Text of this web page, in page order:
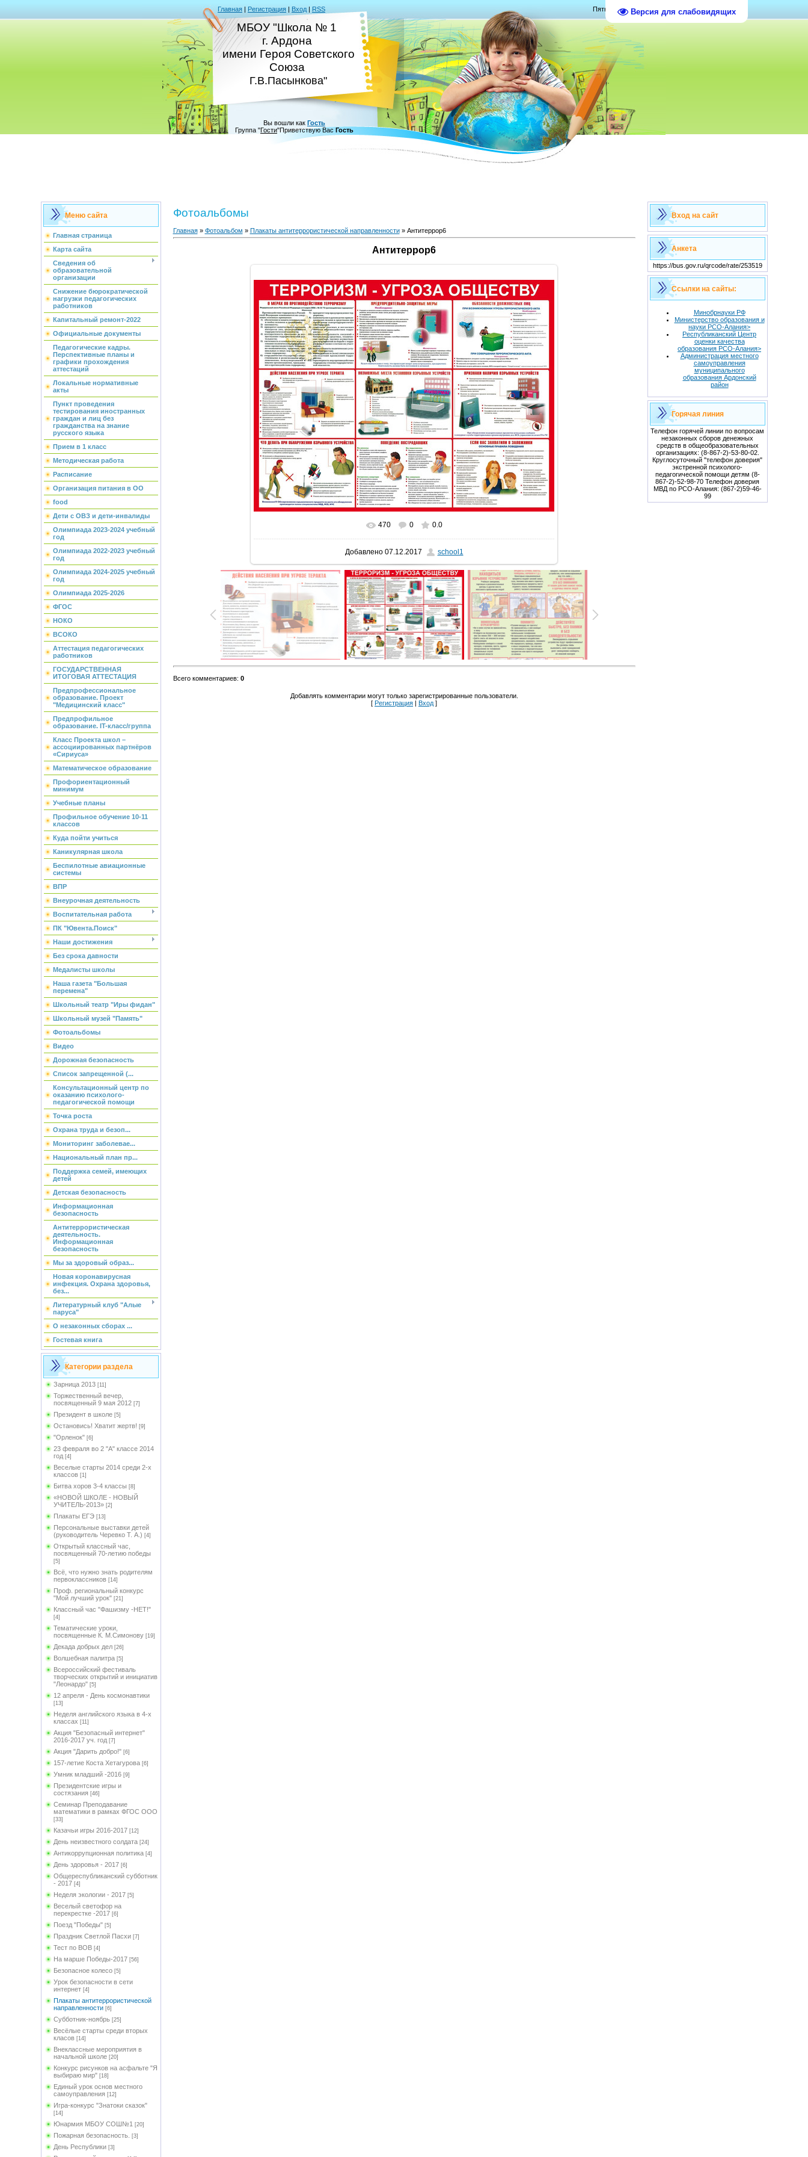
Версия для слабовидящих
Главная | Регистрация | Вход | RSS Пятница, 07.08.2026, 15:35
МБОУ "Школа № 1
г. Ардона
имени Героя Советского
Союза
Г.В.Пасынкова"
Вы вошли как Гость
Группа "Гости"Приветствую Вас Гость
Меню сайта
Главная страница
Карта сайта
Сведения об
образовательной
организации
Снижение бюрократической
нагрузки педагогических
работников
Капитальный ремонт-2022
Официальные документы
Педагогические кадры.
Перспективные планы и
графики прохождения
аттестаций
Локальные нормативные
акты
Пункт проведения
тестирования иностранных
граждан и лиц без
гражданства на знание
русского языка
Прием в 1 класс
Методическая работа
Расписание
Организация питания в ОО
food
Дети с ОВЗ и дети-инвалиды
Олимпиада 2023-2024 учебный
год
Олимпиада 2022-2023 учебный
год
Олимпиада 2024-2025 учебный
год
Олимпиада 2025-2026
ФГОС
НОКО
ВСОКО
Аттестация педагогических
работников
ГОСУДАРСТВЕННАЯ
ИТОГОВАЯ АТТЕСТАЦИЯ
Предпрофессиональное
образование. Проект
"Медицинский класс"
Предпрофильное
образование. IT-класс/группа
Класс Проекта школ –
ассоциированных партнёров
«Сириуса»
Математическое образование
Профориентационный
минимум
Учебные планы
Профильное обучение 10-11
классов
Куда пойти учиться
Каникулярная школа
Беспилотные авиационные
системы
ВПР
Внеурочная деятельность
Воспитательная работа
ПК "Ювента.Поиск"
Наши достижения
Без срока давности
Медалисты школы
Наша газета "Большая
перемена"
Школьный театр "Иры фидан"
Школьный музей "Память"
Фотоальбомы
Видео
Дорожная безопасность
Список запрещенной (...
Консультационный центр по
оказанию психолого-
педагогической помощи
Точка роста
Охрана труда и безоп...
Мониторинг заболевае...
Национальный план пр...
Поддержка семей, имеющих
детей
Детская безопасность
Информационная
безопасность
Антитеррористическая
деятельность.
Информационная
безопасность
Мы за здоровый образ...
Новая коронавирусная
инфекция. Охрана здоровья,
без...
Литературный клуб "Алые
паруса"
О незаконных сборах ...
Гостевая книга
Категории раздела
Зарница 2013 [11]
Торжественный вечер,
посвященный 9 мая 2012 [7]
Президент в школе [5]
Остановись! Хватит жертв! [9]
"Орленок" [6]
23 февраля во 2 "А" классе 2014
год [4]
Веселые старты 2014 среди 2-х
классов [1]
Битва хоров 3-4 классы [8]
«НОВОЙ ШКОЛЕ - НОВЫЙ
УЧИТЕЛЬ-2013» [2]
Плакаты ЕГЭ [13]
Персональные выставки детей
(руководитель Черевко Т. А.) [4]
Открытый классный час,
посвященный 70-летию победы
[5]
Всё, что нужно знать родителям
первоклассников [14]
Проф. региональный конкурс
"Мой лучший урок" [21]
Классный час "Фашизму -НЕТ!"
[4]
Тематические уроки,
посвященные К. М.Симонову [19]
Декада добрых дел [26]
Волшебная палитра [5]
Всероссийский фестиваль
творческих открытий и инициатив
"Леонардо" [5]
12 апреля - День космонавтики
[13]
Неделя английского языка в 4-х
классах [11]
Акция "Безопасный интернет"
2016-2017 уч. год [7]
Акция "Дарить добро!" [6]
157-летие Коста Хетагурова [6]
Умник младший -2016 [9]
Президентские игры и
состязания [46]
Семинар Преподавание
математики в рамках ФГОС ООО
[33]
Казачьи игры 2016-2017 [12]
День неизвестного солдата [24]
Антикоррупционная политика [4]
День здоровья - 2017 [6]
Общереспубликанский субботник
- 2017 [4]
Неделя экологии - 2017 [5]
Веселый светофор на
перекрестке -2017 [6]
Поезд "Победы" [5]
Праздник Светлой Пасхи [7]
Тест по ВОВ [4]
На марше Победы-2017 [56]
Безопасное колесо [5]
Урок безопасности в сети
интернет [4]
Плакаты антитеррористической
направленности [6]
Субботник-ноябрь [25]
Весёлые старты среди вторых
класов [14]
Внеклассные мероприятия в
начальной школе [20]
Конкурс рисунков на асфальте "Я
выбираю мир" [18]
Единый урок основ местного
самоуправления [12]
Игра-конкурс "Знатоки сказок"
[14]
Юнармия МБОУ СОШ№1 [20]
Пожарная безопасность. [3]
День Республики [3]
Фотоальбомы
Главная» Фотоальбом » Плакаты антитеррористической направленности» Антитеррор6
Антитеррор6
В реальном размере 1000x769
470 0 0.0
Добавлено07.12.2017 school1
Всего комментариев: 0
Добавлять комментарии могут только зарегистрированные пользователи.
[ Регистрация | Вход ]
Вход на сайт
Анкета
https://bus.gov.ru/qrcode/rate/253519
Ссылки на сайты:
Минобрнауки РФ
Министерство образования и
науки РСО-Алания>
Республиканский Центр
оценки качества
образования РСО-Алания>
Администрация местного
самоуправления
муниципального
образования Ардонский
район
Горячая линия
Телефон горячей линии по вопросам
незаконных сборов денежных
средств в общеобразовательных
организациях: (8-867-2)-53-80-02.
Круглосуточный "телефон доверия"
экстренной психолого-
педагогической помощи детям (8-
867-2)-52-98-70 Телефон доверия
МВД по РСО-Алания: (867-2)59-46-
99